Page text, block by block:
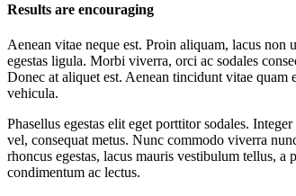
Results are encouraging
Aenean vitae neque est. Proin aliquam, lacus
egestas ligula. Morbi viverra, orci ac sodales
Donec at aliquet est. Aenean tincidunt vitae quam
vehicula.
Phasellus egestas elit eget porttitor sodales.
vel, consequat metus. Nunc commodo viverra
rhoncus egestas, lacus mauris vestibulum tellus,
condimentum ac lectus.